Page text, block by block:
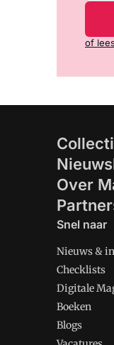
of
Over
Snel naar
Nieuws &
Checklists
Digitale
Boeken
Blogs